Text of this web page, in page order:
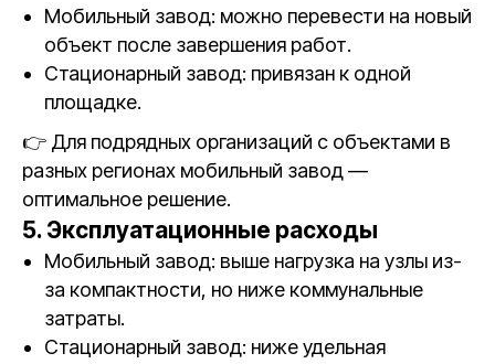
Мобильный завод: можно перевести на новый
объект после завершения работ.
Стационарный завод: привязан к одной
площадке.
👉 Для подрядных организаций с объектами в
разных регионах мобильный завод —
оптимальное решение.
5. Эксплуатационные расходы
Мобильный завод: выше нагрузка на узлы из-
за компактности, но ниже коммунальные
затраты.
Стационарный завод: ниже удельная